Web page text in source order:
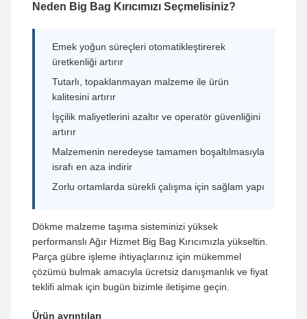
Neden Big Bag Kırıcımızı Seçmelisiniz?
Emek yoğun süreçleri otomatikleştirerek
üretkenliği artırır
Tutarlı, topaklanmayan malzeme ile ürün
kalitesini artırır
İşçilik maliyetlerini azaltır ve operatör güvenliğini
artırır
Malzemenin neredeyse tamamen boşaltılmasıyla
israfı en aza indirir
Zorlu ortamlarda sürekli çalışma için sağlam yapı
Dökme malzeme taşıma sisteminizi yüksek
performanslı Ağır Hizmet Big Bag Kırıcımızla yükseltin.
Parça gübre işleme ihtiyaçlarınız için mükemmel
çözümü bulmak amacıyla ücretsiz danışmanlık ve fiyat
teklifi almak için bugün bizimle iletişime geçin.
Ürün ayrıntıları